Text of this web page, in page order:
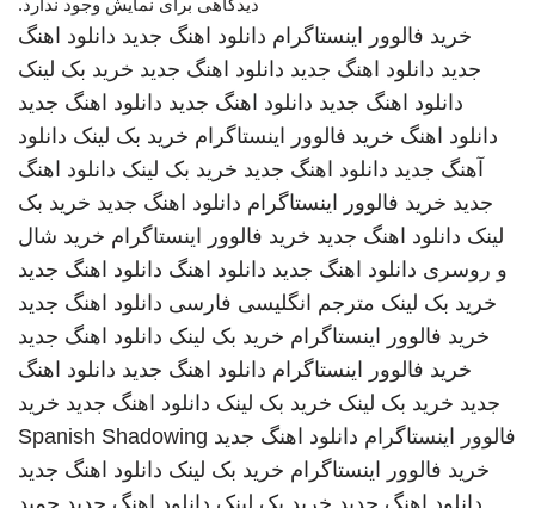
دیدگاهی برای نمایش وجود ندارد.
خرید فالوور اینستاگرام دانلود اهنگ جدید دانلود اهنگ
جدید دانلود اهنگ جدید دانلود اهنگ جدید خرید بک لینک
دانلود اهنگ جدید دانلود اهنگ جدید دانلود اهنگ جدید
دانلود اهنگ خرید فالوور اینستاگرام خرید بک لینک دانلود
آهنگ جدید دانلود اهنگ جدید خرید بک لینک دانلود اهنگ
جدید خرید فالوور اینستاگرام دانلود اهنگ جدید خرید بک
لینک دانلود اهنگ جدید خرید فالوور اینستاگرام خرید شال
و روسری دانلود اهنگ جدید دانلود اهنگ دانلود اهنگ جدید
خرید بک لینک مترجم انگلیسی فارسی دانلود اهنگ جدید
خرید فالوور اینستاگرام خرید بک لینک دانلود اهنگ جدید
خرید فالوور اینستاگرام دانلود اهنگ جدید دانلود اهنگ
جدید خرید بک لینک خرید بک لینک دانلود اهنگ جدید خرید
فالوور اینستاگرام دانلود اهنگ جدید Spanish Shadowing
خرید فالوور اینستاگرام خرید بک لینک دانلود اهنگ جدید
دانلود اهنگ جدید خرید بک لینک دانلود اهنگ جدید حمید